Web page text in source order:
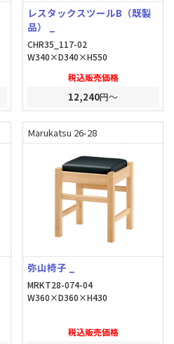
レスタックスツールB（既製
品） _
CHR35_117-02
W340×D340×H550
税込販売価格
12,240円～
Marukatsu 26-28
弥山椅子 _
MRKT28-074-04
W360×D360×H430
税込販売価格